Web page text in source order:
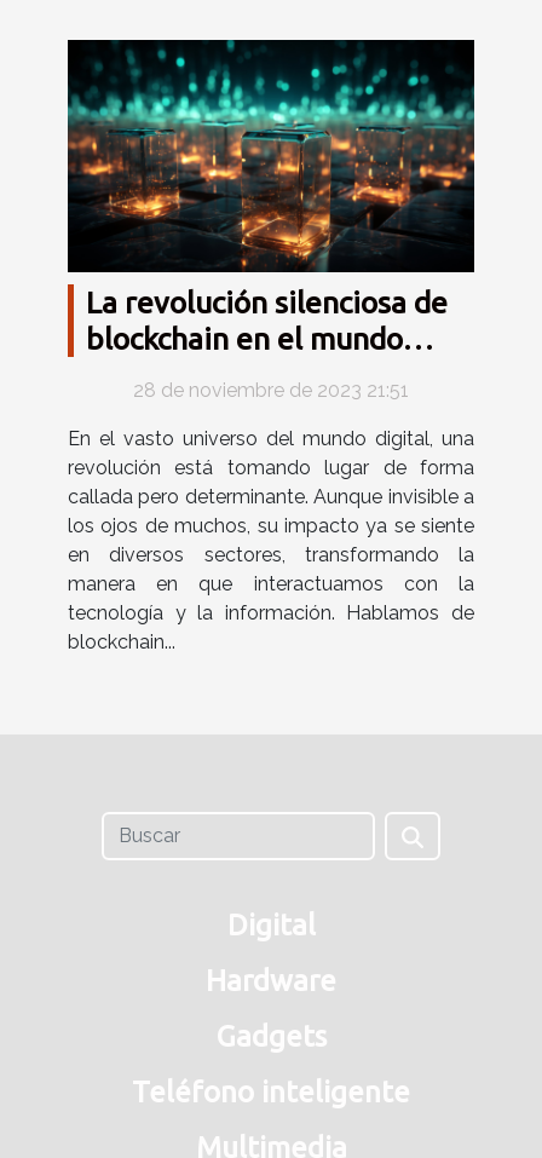
La revolución silenciosa de
blockchain en el mundo
digital
28 de noviembre de 2023 21:51
En el vasto universo del mundo digital, una
revolución está tomando lugar de forma
callada pero determinante. Aunque invisible a
los ojos de muchos, su impacto ya se siente
en diversos sectores, transformando la
manera en que interactuamos con la
tecnología y la información. Hablamos de
blockchain...
Digital
Hardware
Gadgets
Teléfono inteligente
Multimedia